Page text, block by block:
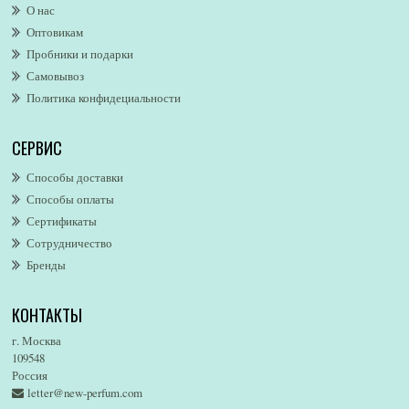
Alexandre. J
Alford & Hoff
Alfred Dunhill
Alfred Ritchy
Alfred Sung
AllSaints
Alsayad
Altaia
Alvarez Gomez
Alviero Martini
Alyson Oldoini
American Eagle
Amore Segreto
Amorino
Amouage
О нас
Оптовикам
Пробники и подарки
Самовывоз
Политика конфидециальности
СЕРВИС
Способы доставки
Способы оплаты
Сертификаты
Сотрудничество
Бренды
КОНТАКТЫ
г. Москва
109548
Россия
letter@new-perfum.com